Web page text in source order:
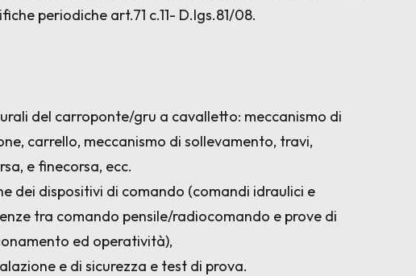
periodiche art.71 c.11- D.lgs.81/08.
del carroponte/gru a cavalletto: meccanismo di
carrello, meccanismo di sollevamento, travi,
e finecorsa, ecc.
dei dispositivi di comando (comandi idraulici e
tra comando pensile/radiocomando e prove di
ed operatività),
e di sicurezza e test di prova.